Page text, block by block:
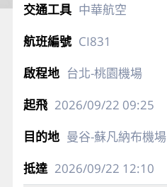
中華航空
CI831
台北-桃園機場
2026/09/22 09:25
曼谷-蘇凡納布機場
2026/09/22 12:10